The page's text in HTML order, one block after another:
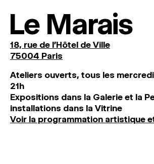
Le Marais
18, rue de l'Hôtel de Ville
75004 Paris
Ateliers ouverts, tous les
21h
Expositions dans la Galerie et la
installations dans la Vitrine
Voir la programmation artistique